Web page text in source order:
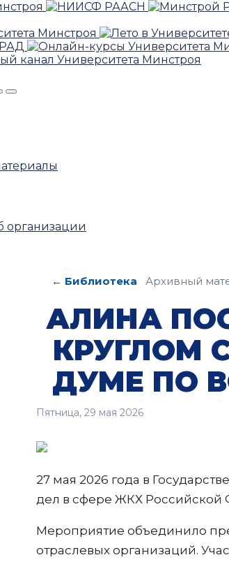
организации
← Библиотека Архивный
АЛИНА
КРУГЛОМ
ДУМЕ ПО
Пятница, 29 мая 2026
27 мая 2026 года в
дел в сфере ЖКХ Российской
Мероприятие объединило
отраслевых организаций.